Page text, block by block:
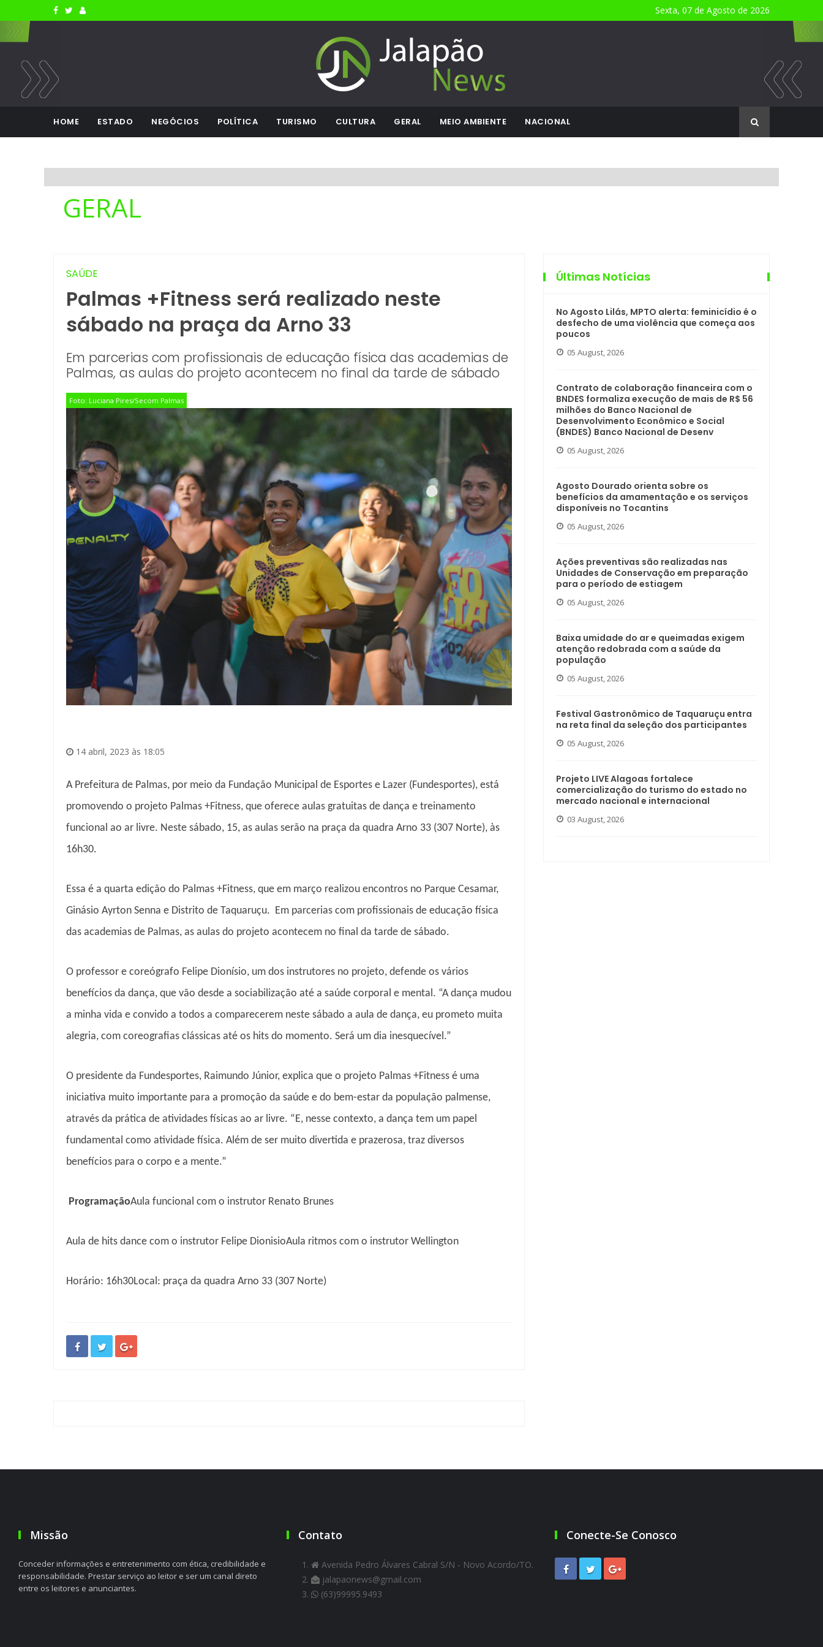
Sexta, 07 de Agosto de 2026
HOME ESTADO NEGÓCIOS POLÍTICA TURISMO CULTURA GERAL MEIO AMBIENTE NACIONAL
GERAL
SAÚDE
Palmas +Fitness será realizado neste
sábado na praça da Arno 33
Em parcerias com profissionais de educação física das academias de
Palmas, as aulas do projeto acontecem no final da tarde de sábado
Foto: Luciana Pires/Secom Palmas
14 abril, 2023 às 18:05
A Prefeitura de Palmas, por meio da Fundação Municipal de Esportes e Lazer (Fundesportes), está
promovendo o projeto Palmas +Fitness, que oferece aulas gratuitas de dança e treinamento
funcional ao ar livre. Neste sábado, 15, as aulas serão na praça da quadra Arno 33 (307 Norte), às
16h30.
Essa é a quarta edição do Palmas +Fitness, que em março realizou encontros no Parque Cesamar,
Ginásio Ayrton Senna e Distrito de Taquaruçu. Em parcerias com profissionais de educação física
das academias de Palmas, as aulas do projeto acontecem no final da tarde de sábado.
O professor e coreógrafo Felipe Dionísio, um dos instrutores no projeto, defende os vários
benefícios da dança, que vão desde a sociabilização até a saúde corporal e mental. “A dança mudou
a minha vida e convido a todos a comparecerem neste sábado a aula de dança, eu prometo muita
alegria, com coreografias clássicas até os hits do momento. Será um dia inesquecível.”
O presidente da Fundesportes, Raimundo Júnior, explica que o projeto Palmas +Fitness é uma
iniciativa muito importante para a promoção da saúde e do bem-estar da população palmense,
através da prática de atividades físicas ao ar livre. “E, nesse contexto, a dança tem um papel
fundamental como atividade física. Além de ser muito divertida e prazerosa, traz diversos
benefícios para o corpo e a mente.”
ProgramaçãoAula funcional com o instrutor Renato Brunes
Aula de hits dance com o instrutor Felipe DionisioAula ritmos com o instrutor Wellington
Horário: 16h30Local: praça da quadra Arno 33 (307 Norte)
Últimas Notícias
No Agosto Lilás, MPTO alerta: feminicídio é o
desfecho de uma violência que começa aos
poucos
05 August, 2026
Contrato de colaboração financeira com o
BNDES formaliza execução de mais de R$ 56
milhões do Banco Nacional de
Desenvolvimento Econômico e Social
(BNDES) Banco Nacional de Desenv
05 August, 2026
Agosto Dourado orienta sobre os
benefícios da amamentação e os serviços
disponíveis no Tocantins
05 August, 2026
Ações preventivas são realizadas nas
Unidades de Conservação em preparação
para o período de estiagem
05 August, 2026
Baixa umidade do ar e queimadas exigem
atenção redobrada com a saúde da
população
05 August, 2026
Festival Gastronômico de Taquaruçu entra
na reta final da seleção dos participantes
05 August, 2026
Projeto LIVE Alagoas fortalece
comercialização do turismo do estado no
mercado nacional e internacional
03 August, 2026
Missão
Conceder informações e entretenimento com ética, credibilidade e
responsabilidade. Prestar serviço ao leitor e ser um canal direto
entre os leitores e anunciantes.
Contato
Avenida Pedro Álvares Cabral S/N - Novo Acordo/TO.
jalapaonews@gmail.com
(63)99995.9493
Conecte-Se Conosco